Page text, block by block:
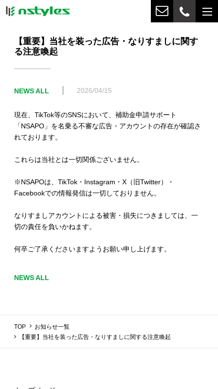
【重要】当社を装った広告・なりすましに関す
る注意喚起
NEWS ALL 2026/04/15
現在、TikTok等のSNSにおいて、補助金申請サポート
「NSAPO」を名乗る不審な広告・アカウントの存在が確認さ
れております。
これらは当社とは一切関係ございません。
※NSAPOは、TikTok・Instagram・X（旧Twitter）・
Facebookでの情報発信は一切しておりません。
なりすましアカウントによる被害・損失につきましては、一
切の責任を負いかねます。
何卒ご了承くださいますようお願い申し上げます。
NEWS ALL
TOP
お知らせ一覧
【重要】当社を装った広告・なりすましに関する注意喚起